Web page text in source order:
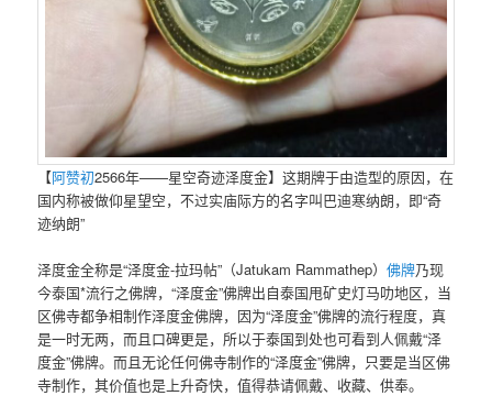
【阿赞初2566年——星空奇迹泽度金】这期牌于由造型的原因，在
国内称被做仰星望空，不过实庙际方的名字叫巴迪寒纳朗，即“奇
迹纳朗”
泽度金全称是“泽度金-拉玛帖”（Jatukam Rammathep）佛牌乃现
今泰国*流行之佛牌，“泽度金”佛牌出自泰国甩矿史灯马叻地区，当
区佛寺都争相制作泽度金佛牌，因为“泽度金”佛牌的流行程度，真
是一时无两，而且口碑更是，所以于泰国到处也可看到人佩戴“泽
度金”佛牌。而且无论任何佛寺制作的“泽度金”佛牌，只要是当区佛
寺制作，其价值也是上升奇快，值得恭请佩戴、收藏、供奉。